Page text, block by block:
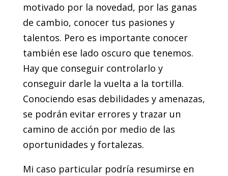
motivado por la novedad, por las ganas
de cambio, conocer tus pasiones y
talentos. Pero es importante conocer
también ese lado oscuro que tenemos.
Hay que conseguir controlarlo y
conseguir darle la vuelta a la tortilla.
Conociendo esas debilidades y amenazas,
se podrán evitar errores y trazar un
camino de acción por medio de las
oportunidades y fortalezas.
Mi caso particular podría resumirse en